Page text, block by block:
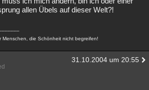
allen Übels auf dieser Welt?!
Menschen, die Schönheit nicht begreifen!
31.10.2004 um 20:55